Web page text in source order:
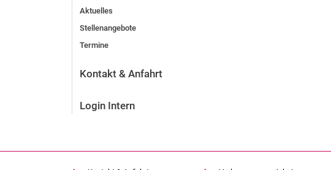
Aktuelles
Stellenangebote
Termine
Kontakt & Anfahrt
Login Intern